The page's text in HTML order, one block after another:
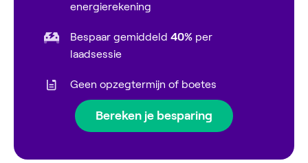
energierekening
Bespaar gemiddeld40% per
laadsessie
Geen opzegtermijn of boetes
Bereken je besparing